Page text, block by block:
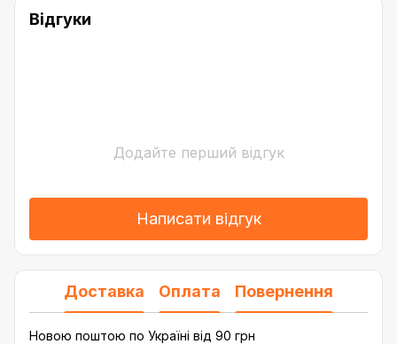
Відгуки
Додайте перший відгук
Написати відгук
Доставка Оплата Повернення
Новою поштою по Україні від 90 грн